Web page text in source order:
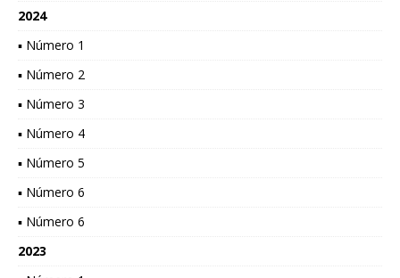
2024
▪ Número 1
▪ Número 2
▪ Número 3
▪ Número 4
▪ Número 5
▪ Número 6
▪ Número 6
2023